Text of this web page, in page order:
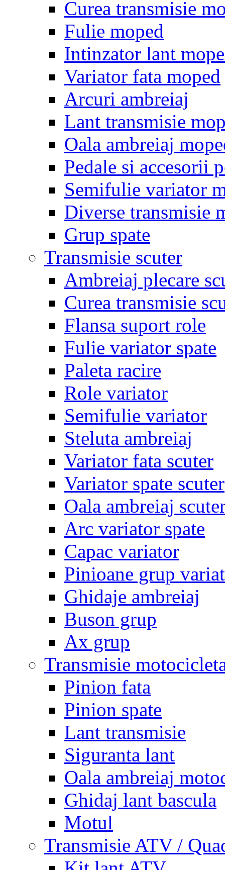
Curea transmisie
Fulie moped
Intinzator lant
Variator fata moped
Arcuri ambreiaj
Lant transmisie
Oala ambreiaj
Pedale si accesorii
Semifulie variator
Diverse transmisie
Grup spate
Transmisie scuter
Ambreiaj plecare
Curea transmisie
Flansa suport role
Fulie variator spate
Paleta racire
Role variator
Semifulie variator
Steluta ambreiaj
Variator fata scuter
Variator spate scuter
Oala ambreiaj
Arc variator spate
Capac variator
Pinioane grup
Ghidaje ambreiaj
Buson grup
Ax grup
Transmisie
Pinion fata
Pinion spate
Lant transmisie
Siguranta lant
Oala ambreiaj
Ghidaj lant bascula
Motul
Transmisie ATV /